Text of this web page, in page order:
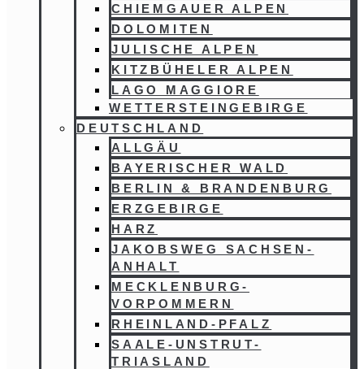
CHIEMGAUER ALPEN
DOLOMITEN
JULISCHE ALPEN
KITZBÜHELER ALPEN
LAGO MAGGIORE
WETTERSTEINGEBIRGE
DEUTSCHLAND
ALLGÄU
BAYERISCHER WALD
BERLIN & BRANDENBURG
ERZGEBIRGE
HARZ
JAKOBSWEG SACHSEN-
ANHALT
MECKLENBURG-
VORPOMMERN
RHEINLAND-PFALZ
SAALE-UNSTRUT-
TRIASLAND